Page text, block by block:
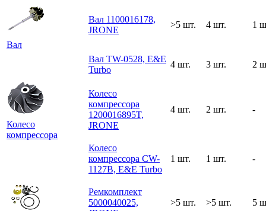
Вал
Вал 1100016178,
JRONE
>5 шт. 4 шт. 1
Вал TW-0528, E&E
Turbo
4 шт. 3 шт. 2
Колесо
компрессора
Колесо
компрессора
1200016895T,
JRONE
4 шт. 2 шт. -
Колесо
компрессора CW-
1127B, E&E Turbo
1 шт. 1 шт. -
Ремкомплект
5000040025,
>5 шт. >5 шт. 5